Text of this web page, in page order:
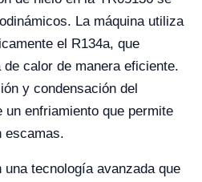
La máquina utiliza
el R134a, que
calor de manera eficiente.
y condensación del
un enfriamiento que permite
escamas.
una tecnología avanzada que